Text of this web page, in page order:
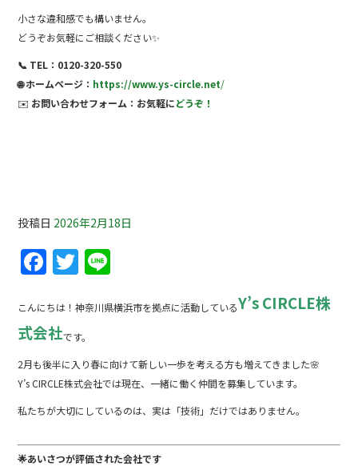
小さな違和感でも構いません。
どうぞお気軽にご相談ください✨
📞 TEL：0120-320-550
🌐 ホームページ： https://www.ys-circle.net/
✉️ お問い合わせフォーム：お気軽にどうぞ！
投稿日 2026年2月18日
F
a
c
e
b
o
o
k
T
w
itt
er
e
こんにちは！神奈川県横浜市を拠点に活動しているY’s CIRCLE株
式会社です。
2月も後半に入り春に向けて新しい一歩を考える方も増えてきました🌸
Y’s CIRCLE株式会社では現在、一緒に働く仲間を募集しています。
私たちが大切にしているのは、実は「技術」だけではありません。
🌟あいさつが評価された会社です